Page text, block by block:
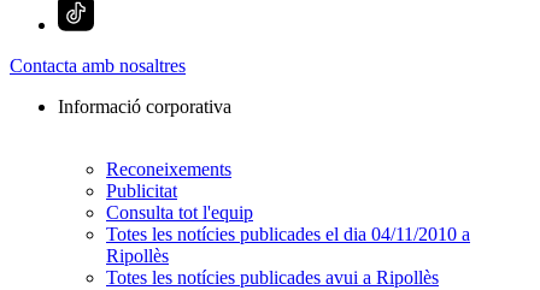
Contacta amb nosaltres
Informació corporativa
Reconeixements
Publicitat
Consulta tot l'equip
Totes les notícies publicades el dia 04/11/2010 a
Ripollès
Totes les notícies publicades avui a Ripollès